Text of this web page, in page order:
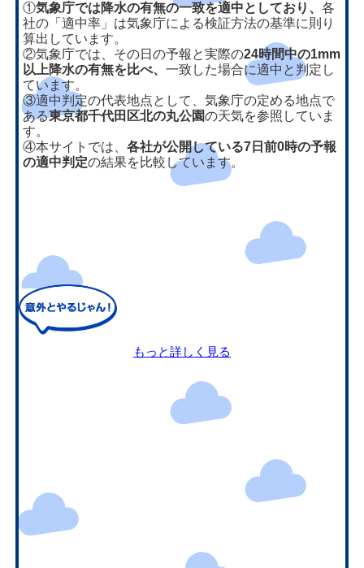
①気象庁では降水の有無の一致を適中としており、各
社の「適中率」は気象庁による検証方法の基準に則り
算出しています。
②気象庁では、その日の予報と実際の24時間中の1mm
以上降水の有無を比べ、一致した場合に適中と判定し
ています。
③適中判定の代表地点として、気象庁の定める地点で
ある東京都千代田区北の丸公園の天気を参照していま
す。
④本サイトでは、各社が公開している7日前0時の予報
の適中判定の結果を比較しています。
もっと詳しく見る